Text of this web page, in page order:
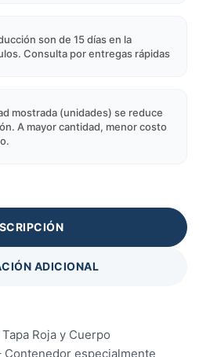
son de 15 días en la
Consulta por entregas rápidas
mostrada (unidades) se reduce
A mayor cantidad, menor costo
ADICIONAL
Roja y Cuerpo
Contenedor especialmente